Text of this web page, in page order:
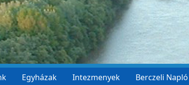
Egyházak Intezmenyek Berczeli Napló